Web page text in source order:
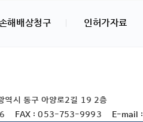
해배상청구 인허가자료
역시 동구 아양로2길 19 2층
FAX :053-753-9993 E-mail :